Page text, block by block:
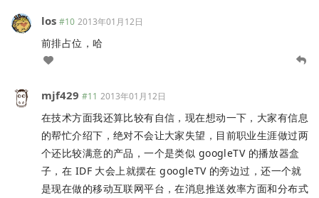
los #10 2013年01月12日
前排占位，哈
mjf429 #11 2013年01月12日
在技术方面我还算比较有自信，现在想动一下，大家有信息
的帮忙介绍下，绝对不会让大家失望，目前职业生涯做过两
个还比较满意的产品，一个是类似 googleTV 的播放器盒
子，在 IDF 大会上就摆在 googleTV 的旁边过，还一个就
是现在做的移动互联网平台，在消息推送效率方面和分布式